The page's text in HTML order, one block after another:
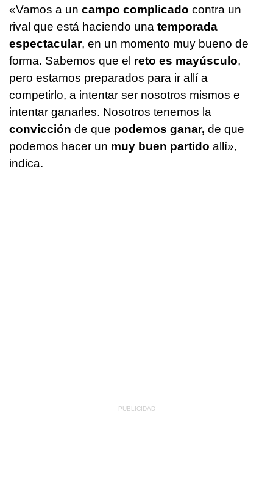
«Vamos a un campo complicado contra un
rival que está haciendo una temporada
espectacular, en un momento muy bueno de
forma. Sabemos que el reto es mayúsculo,
pero estamos preparados para ir allí a
competirlo, a intentar ser nosotros mismos e
intentar ganarles. Nosotros tenemos la
convicción de que podemos ganar, de que
podemos hacer un muy buen partido allí»,
indica.